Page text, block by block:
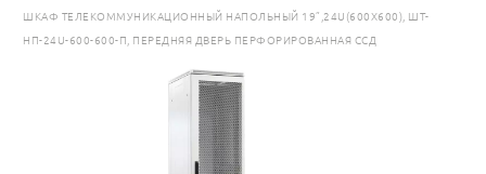
ШКАФ ТЕЛЕКОММУНИКАЦИОННЫЙ НАПОЛЬНЫЙ 19”,24U(600X600), ШТ-
НП-24U-600-600-П, ПЕРЕДНЯЯ ДВЕРЬ ПЕРФОРИРОВАННАЯ ССД